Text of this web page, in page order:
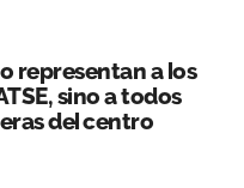
representan a los
sino a todos
del centro